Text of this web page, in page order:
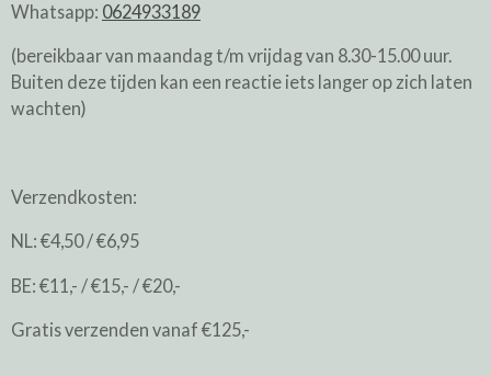
Whatsapp: 0624933189
(bereikbaar van maandag t/m vrijdag van 8.30-15.00 uur.
Buiten deze tijden kan een reactie iets langer op zich laten
wachten)
Verzendkosten:
NL: €4,50 / €6,95
BE: €11,- / €15,- / €20,-
Gratis verzenden vanaf €125,-